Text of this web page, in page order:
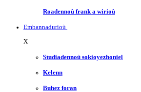
Roadennoù frank a wirioù
Embannadurioù
X
Studiadennoù sokioyezhoniel
Kelenn
Buhez foran